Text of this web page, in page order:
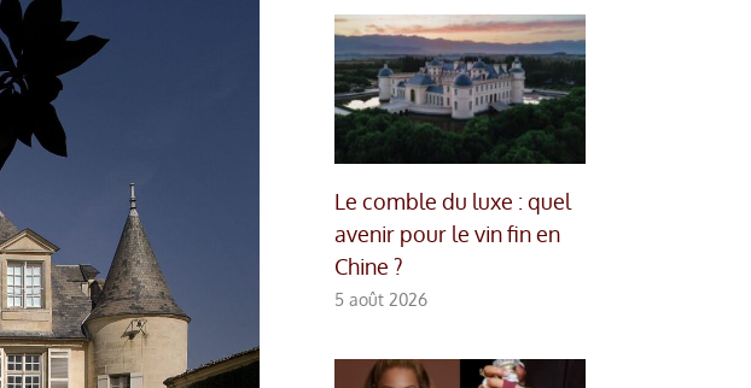
Le comble du luxe : quel
avenir pour le vin fin en
Chine ?
5 août 2026